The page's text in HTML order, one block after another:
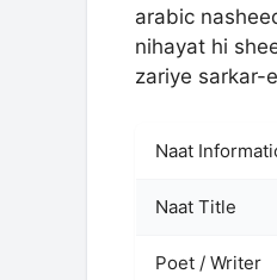
arabic
nihayat hi
zariye sarkar-
Naat
Naat Title
Poet / Writer